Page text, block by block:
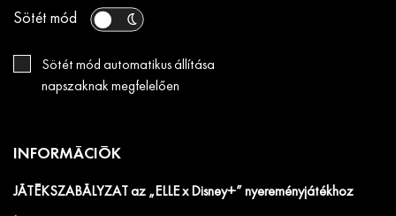
Sötét mód
Sötét mód automatikus állítása
napszaknak megfelelően
INFORMÁCIÓK
JÁTÉKSZABÁLYZAT az „ELLE x Disney+” nyereményjátékhoz